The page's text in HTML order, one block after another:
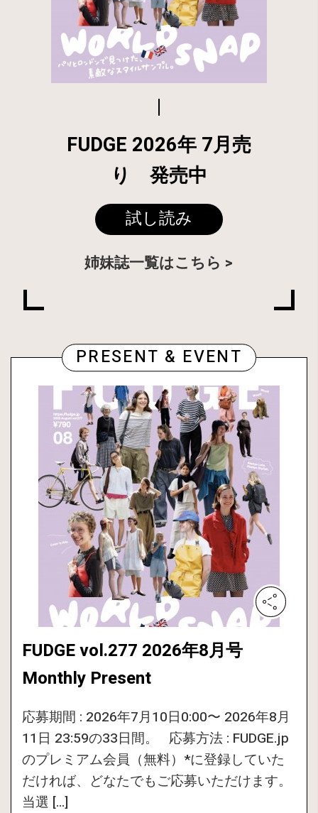
FUDGE 2026年 7月売
り 発売中
試し読み
姉妹誌一覧はこちら
PRESENT & EVENT
FUDGE vol.277 2026年8月号
Monthly Present
応募期間 : 2026年7月10日0:00〜 2026年8月
11日 23:59の33日間。 応募方法 : FUDGE.jp
のプレミアム会員（無料）*に登録していた
だければ、どなたでもご応募いただけます。
当選 […]